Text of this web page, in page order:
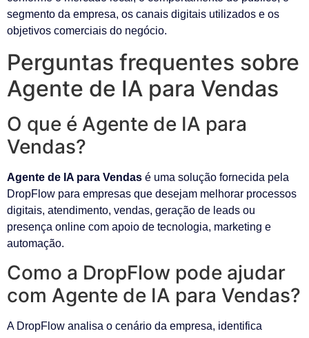
segmento da empresa, os canais digitais utilizados e os
objetivos comerciais do negócio.
Perguntas frequentes sobre
Agente de IA para Vendas
O que é Agente de IA para
Vendas?
Agente de IA para Vendas é uma solução fornecida pela
DropFlow para empresas que desejam melhorar processos
digitais, atendimento, vendas, geração de leads ou
presença online com apoio de tecnologia, marketing e
automação.
Como a DropFlow pode ajudar
com Agente de IA para Vendas?
A DropFlow analisa o cenário da empresa, identifica